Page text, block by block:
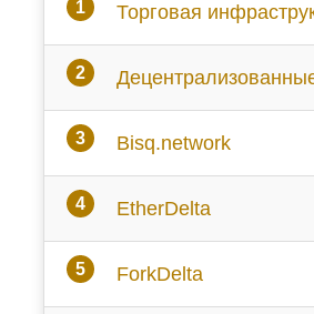
Торговая
Bisq.network
EtherDelta
ForkDelta